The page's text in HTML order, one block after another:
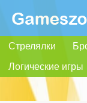
Стрелялки
Логические игры